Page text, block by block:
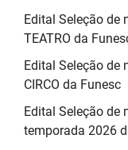
Edital Seleção de
TEATRO da
Edital Seleção de
CIRCO da Funesc
Edital Seleção de
temporada 2026